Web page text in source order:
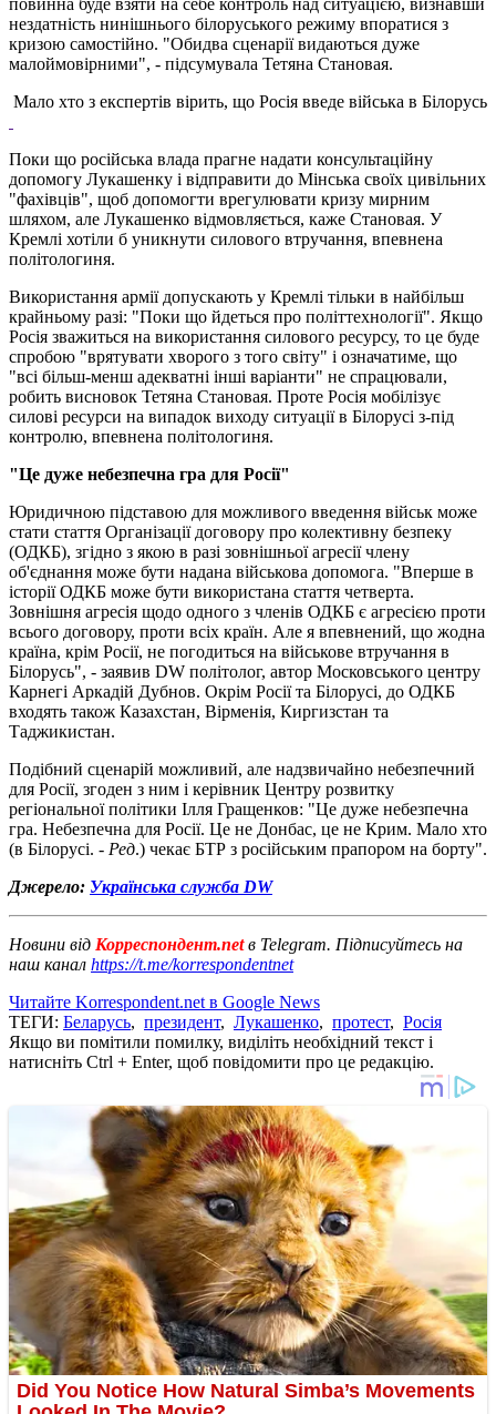
нездатність нинішнього білоруського режиму впоратися з
кризою самостійно. "Обидва сценарії видаються дуже
малоймовірними", - підсумувала Тетяна Становая.
Мало хто з експертів вірить, що Росія введе війська в Білорусь
Поки що російська влада прагне надати консультаційну
допомогу Лукашенку і відправити до Мінська своїх цивільних
"фахівців", щоб допомогти врегулювати кризу мирним
шляхом, але Лукашенко відмовляється, каже Становая. У
Кремлі хотіли б уникнути силового втручання, впевнена
політологиня.
Використання армії допускають у Кремлі тільки в найбільш
крайньому разі: "Поки що йдеться про політтехнології". Якщо
Росія зважиться на використання силового ресурсу, то це буде
спробою "врятувати хворого з того світу" і означатиме, що
"всі більш-менш адекватні інші варіанти" не спрацювали,
робить висновок Тетяна Становая. Проте Росія мобілізує
силові ресурси на випадок виходу ситуації в Білорусі з-під
контролю, впевнена політологиня.
"Це дуже небезпечна гра для Росії"
Юридичною підставою для можливого введення військ може
стати стаття Організації договору про колективну безпеку
(ОДКБ), згідно з якою в разі зовнішньої агресії члену
об'єднання може бути надана військова допомога. "Вперше в
історії ОДКБ може бути використана стаття четверта.
Зовнішня агресія щодо одного з членів ОДКБ є агресією проти
всього договору, проти всіх країн. Але я впевнений, що жодна
країна, крім Росії, не погодиться на військове втручання в
Білорусь", - заявив DW політолог, автор Московського центру
Карнегі Аркадій Дубнов. Окрім Росії та Білорусі, до ОДКБ
входять також Казахстан, Вірменія, Киргизстан та
Таджикистан.
Подібний сценарій можливий, але надзвичайно небезпечний
для Росії, згоден з ним і керівник Центру розвитку
регіональної політики Ілля Гращенков: "Це дуже небезпечна
гра. Небезпечна для Росії. Це не Донбас, це не Крим. Мало хто
(в Білорусі. - Ред.) чекає БТР з російським прапором на борту".
Джерело: Українська служба DW
Новини від Корреспондент.netв Telegram. Підписуйтесь на
наш канал https://t.me/korrespondentnet
Читайте Korrespondent.net в Google News
ТЕГИ: Беларусь, президент, Лукашенко, протест, Росія
Якщо ви помітили помилку, виділіть необхідний текст і
натисніть Ctrl + Enter, щоб повідомити про це редакцію.